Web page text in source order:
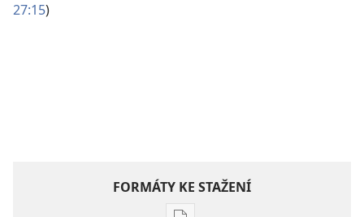
27:15)
FORMÁTY KE STAŽENÍ